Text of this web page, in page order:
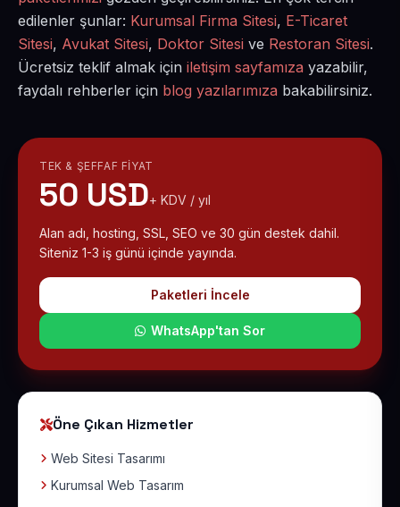
edilenler şunlar: Kurumsal Firma Sitesi, E-Ticaret
Sitesi, Avukat Sitesi, Doktor Sitesi ve Restoran Sitesi.
Ücretsiz teklif almak için iletişim sayfamıza yazabilir,
faydalı rehberler için blog yazılarımıza bakabilirsiniz.
TEK & ŞEFFAF FIYAT
50 USD+ KDV / yıl
Alan adı, hosting, SSL, SEO ve 30 gün destek dahil.
Siteniz 1-3 iş günü içinde yayında.
Paketleri İncele
WhatsApp'tan Sor
Öne Çıkan Hizmetler
Web Sitesi Tasarımı
Kurumsal Web Tasarım